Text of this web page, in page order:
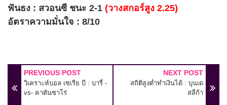
ฟันธง : สวอนซี ชนะ 2-1 (วางสกอร์สูง 2.25)
อัตราความมั่นใจ : 8/10
PREVIOUS POST
วิเคราะห์บอล เซเรีย บี : บารี่ -
vs- คาตันซาโร่
NEXT POST
สถิติสูงต่ำทำเงินได้ : บุนเด
สลีก้า